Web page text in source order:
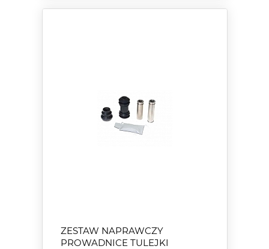
ZESTAW NAPRAWCZY
PROWADNICE TULEJKI